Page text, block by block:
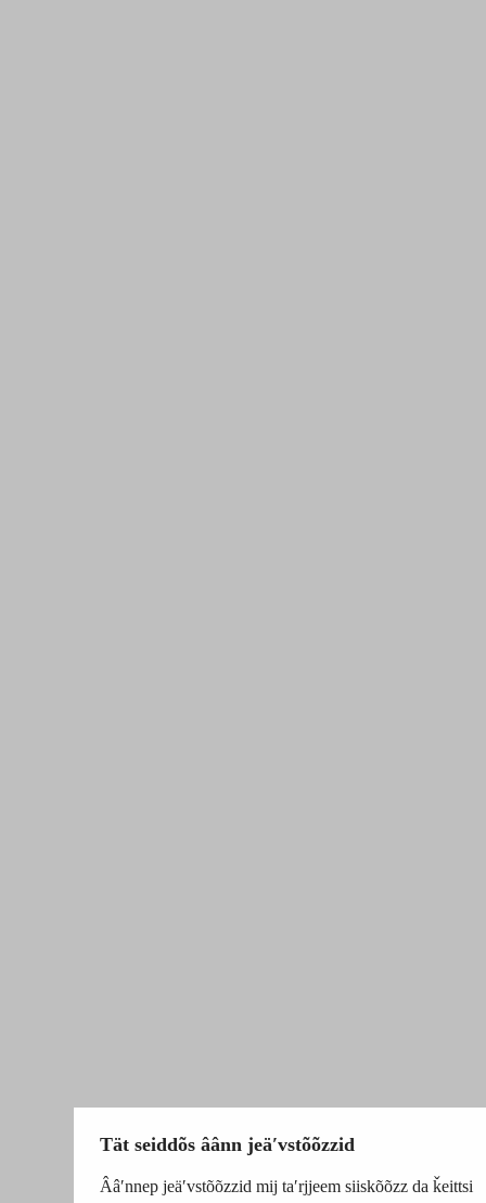
Tät seiddõs âânn jeäʹvstõõzzid
Ââʹnnep jeäʹvstõõzzid mij taʹrjjeem siiskõõzz da ǩeittsi